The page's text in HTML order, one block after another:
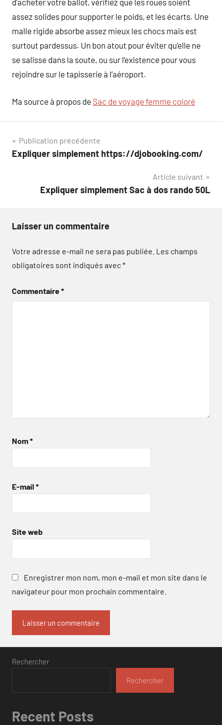
d’acheter votre ballot, vérifiez que les roues soient
assez solides pour supporter le poids, et les écarts. Une
malle rigide absorbe assez mieux les chocs mais est
surtout pardessus. Un bon atout pour éviter qu’elle ne
se salisse dans la soute, ou sur l’existence pour vous
rejoindre sur le tapisserie à l’aéroport.
Ma source à propos de Sac de voyage femme coloré
Navigation
de
Publication précédente
Expliquer simplement https://djobooking.com/
Article suivant
Expliquer simplement Sac à dos rando 50L
Laisser un commentaire
Votre adresse e-mail ne sera pas publiée. Les champs
obligatoires sont indiqués avec*
Commentaire*
Nom*
E-mail *
Site web
Enregistrer mon nom, mon e-mail et mon site dans le
navigateur pour mon prochain commentaire.
Rechercher
Rechercher
Recent Posts